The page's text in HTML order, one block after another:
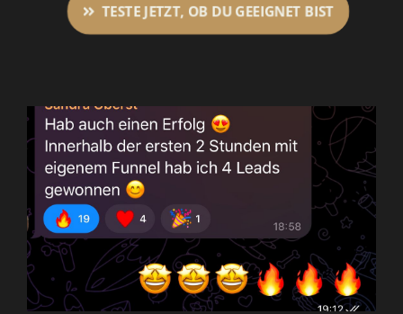
TESTE JETZT, OB DU GEEIGNET BIST